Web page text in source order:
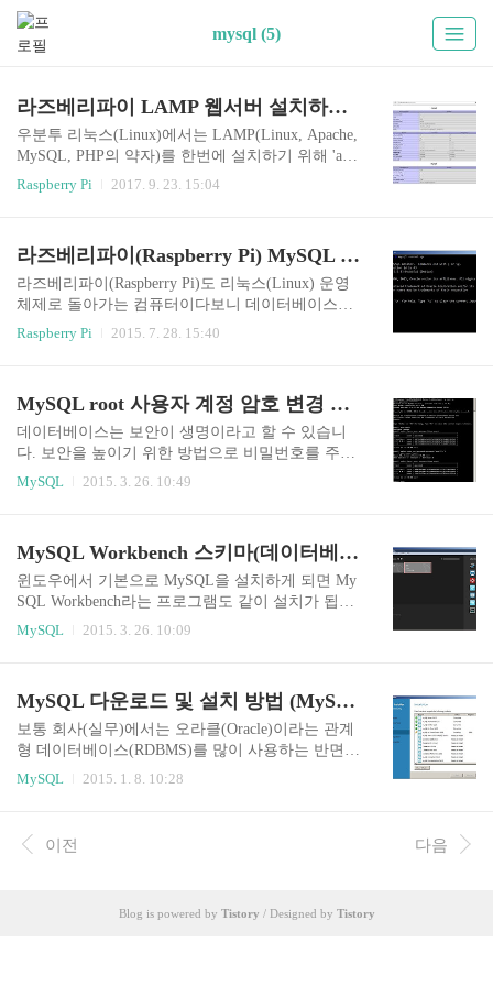
mysql (5)
라즈베리파이 LAMP 웹서버 설치하기 (Apache2, MySQL, PHP 한번에 설치)
우분투 리눅스(Linux)에서는 LAMP(Linux, Apache,
MySQL, PHP의 약자)를 한번에 설치하기 위해 'apt-
get -y install lamp-server^' 명령을 자주 사용하는데
라즈베리파이(Raspberry Pi)에서는 이런 방식이 통
치하는 방법을 알아보겠습니다. 1. 일단 apt-get 명
령으로 시스템을 업데이트, 업그레이드합니다. sud
o apt-get update sudo apt-get upgrade 2. 그리고 바로
apt-get -y install apache2 mysql-server php5 php5-mys
Raspberry Pi 2017. 9. 23. 15:04
라즈베리파이(Raspberry Pi) MySQL 데이터베이스 설치방법 (리눅스 라즈비안 MySQL서버 구축)
라즈베리파이(Raspberry Pi)도 리눅스(Linux) 운영
체제로 돌아가는 컴퓨터이다보니 데이터베이스로
MySQL을 사용할 수 있습니다. 그럼 라즈베리파이
에 MySQL서버 설치하는 방법을 알아보겠습니다.
-get install mysql-server MySQL root 사용자 비밀번
호를 설치과정에서 지정해야합니다. ps -ef | grep m
ysql ps 명령을 사용하면 MySQL 서버가 잘 설치되
로그램을 실행하여 사용한다. mysql -uroot -p 위 명
Raspberry Pi 2015. 7. 28. 15:40
MySQL root 사용자 계정 암호 변경 방법 (루트 관리자 비밀번호, 패스워드 변경 명령어)
데이터베이스는 보안이 생명이라고 할 수 있습니
다. 보안을 높이기 위한 방법으로 비밀번호를 주기
적으로 변경하는 방법이 있는데 root 계정이라면
더 신경을 써야합니다. 그럼 MySQL 사용자 계정
같습니다.) MySQL root 사용자 계정 암호(비밀번
호) 변경 방법 위 사진은 root 사용자 계정을 변경하
는 모습인데 단계별로 살펴보겠습니다. 1. mysql 실
l -u root -p 2. 비밀번호(암호) 변경을 위해 데이터
MySQL 2015. 3. 26. 10:49
MySQL Workbench 스키마(데이터베이스) 만들기 & 사용자 계정 생성, 권한 부여 방법
윈도우에서 기본으로 MySQL을 설치하게 되면 My
SQL Workbench라는 프로그램도 같이 설치가 됩니
다. 이 프로그램을 잘 활용하면 SQL쿼리는 물론 다
양한 일을 할 수 있는데, 이번에는 스키마(데이터
bench 스키마(데이터베이스) 만들기 MySQL Workb
ench에서 root 권한으로 접속(Connection)을 하면 위
와 같은 화면이 나옵니다. MySQL에서 스키마를 생
모양의 Create a new schema... 버튼을 클릭합니다.
라고 적인 곳에는 캐릭터셋으로 utf8 - defaul..
MySQL 2015. 3. 26. 10:09
MySQL 다운로드 및 설치 방법 (MySQL Community Server GPL 무료버전)
보통 회사(실무)에서는 오라클(Oracle)이라는 관계
형 데이터베이스(RDBMS)를 많이 사용하는 반면
공부를 할 때는 보통 MySQL이라는 것을 많이 사용
합니다. 학습용이라면 오라클도 무료로 구해서 공
MySQL을 다운로드 받고 설치하는 법을 설명하겠
습니다. MySQL 다운로드 및 설치 방법 http://dev.m
야 할지 당황스러울수가 있는데 위 링크를 클릭해
MySQL 2015. 1. 8. 10:28
이전 다음
Blog is powered by Tistory / Designed by Tistory